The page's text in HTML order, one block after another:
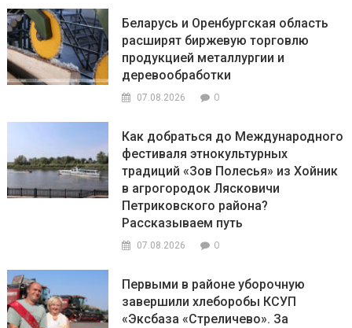
Беларусь и Оренбургская область
расширят биржевую торговлю
продукцией металлургии и
деревообработки
07.08.2026 0
Как добраться до Международного
фестиваля этнокультурных
традиций «Зов Полесья» из Хойник
в агрогородок Лясковичи
Петриковского района?
Рассказываем путь
07.08.2026 0
Первыми в районе уборочную
завершили хлеборобы КСУП
«Эксбаза «Стреличево». За